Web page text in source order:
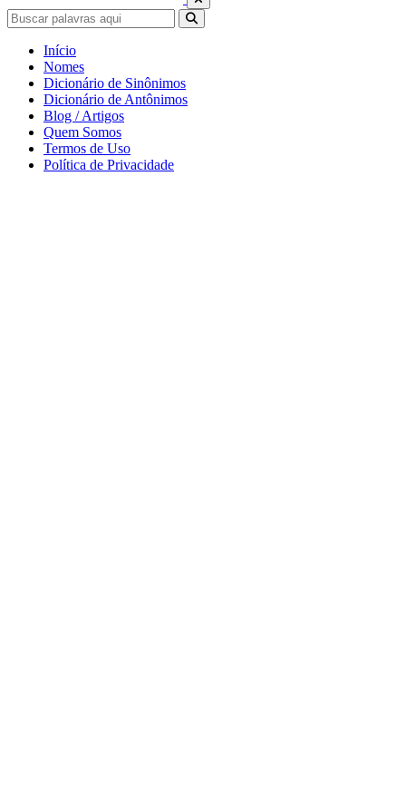
Início
Nomes
Dicionário de Sinônimos
Dicionário de Antônimos
Blog / Artigos
Quem Somos
Termos de Uso
Política de Privacidade